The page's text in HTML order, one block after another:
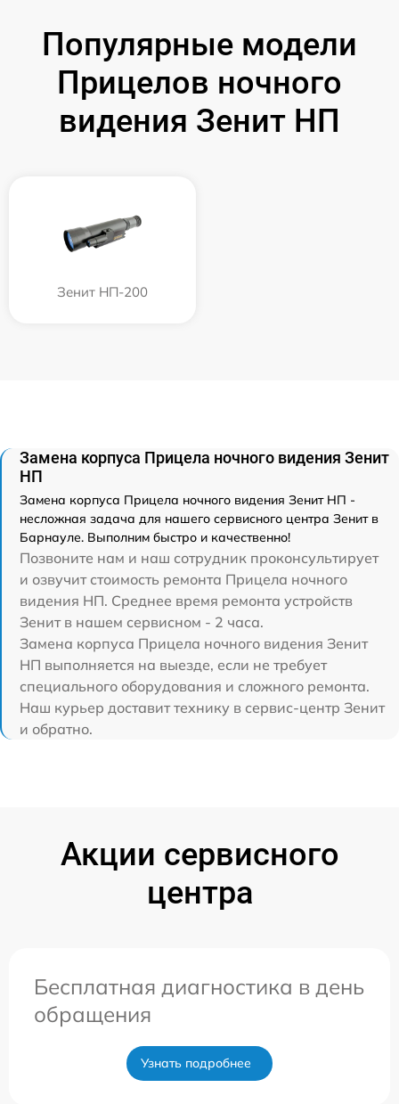
Популярные модели
Прицелов ночного
видения Зенит НП
Зенит НП-200
Замена корпуса Прицела ночного видения Зенит
НП
Замена корпуса Прицела ночного видения Зенит НП -
несложная задача для нашего сервисного центра Зенит в
Барнауле. Выполним быстро и качественно!
Позвоните нам и наш сотрудник проконсультирует
и озвучит стоимость ремонта Прицела ночного
видения НП. Среднее время ремонта устройств
Зенит в нашем сервисном - 2 часа.
Замена корпуса Прицела ночного видения Зенит
НП выполняется на выезде, если не требует
специального оборудования и сложного ремонта.
Наш курьер доставит технику в сервис-центр Зенит
и обратно.
Акции сервисного
центра
Бесплатная диагностика в день
обращения
Узнать подробнее